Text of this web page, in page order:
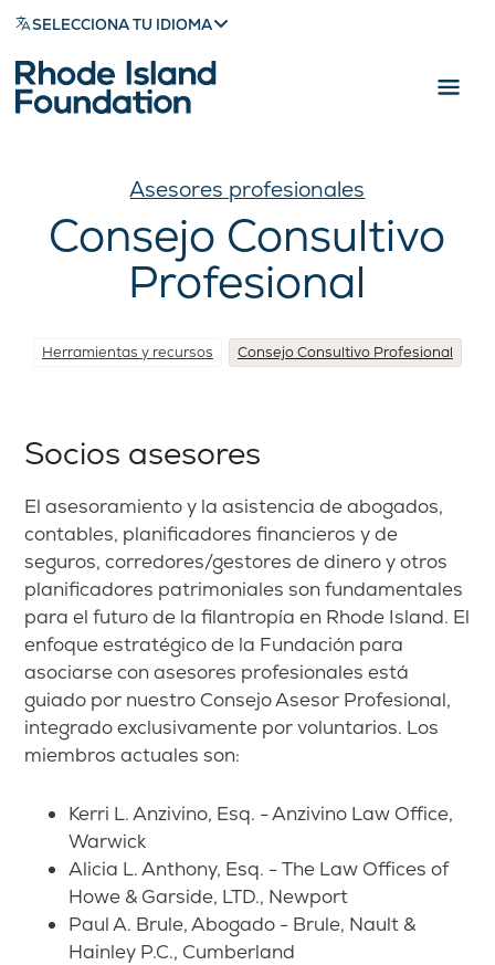
SELECCIONA TU IDIOMA
Asesores profesionales
Consejo Consultivo
Profesional
Herramientas y recursos Consejo Consultivo Profesional
Socios asesores
El asesoramiento y la asistencia de abogados,
contables, planificadores financieros y de
seguros, corredores/gestores de dinero y otros
planificadores patrimoniales son fundamentales
para el futuro de la filantropía en Rhode Island. El
enfoque estratégico de la Fundación para
asociarse con asesores profesionales está
guiado por nuestro Consejo Asesor Profesional,
integrado exclusivamente por voluntarios. Los
miembros actuales son:
Kerri L. Anzivino, Esq. - Anzivino Law Office,
Warwick
Alicia L. Anthony, Esq. - The Law Offices of
Howe & Garside, LTD., Newport
Paul A. Brule, Abogado - Brule, Nault &
Hainley P.C., Cumberland